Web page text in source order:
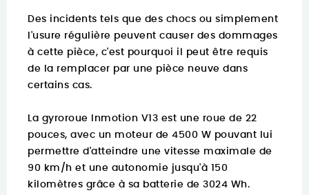
Des incidents tels que des chocs ou simplement
l'usure régulière peuvent causer des dommages
à cette pièce, c'est pourquoi il peut être requis
de la remplacer par une pièce neuve dans
certains cas.
La gyroroue Inmotion V13 est une roue de 22
pouces, avec un moteur de 4500 W pouvant lui
permettre d'atteindre une vitesse maximale de
90 km/h et une autonomie jusqu'à 150
kilomètres grâce à sa batterie de 3024 Wh.